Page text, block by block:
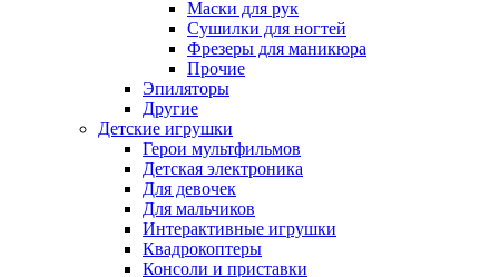
Маски для рук
Сушилки для ногтей
Фрезеры для маникюра
Прочие
Эпиляторы
Другие
Детские игрушки
Герои мультфильмов
Детская электроника
Для девочек
Для мальчиков
Интерактивные игрушки
Квадрокоптеры
Консоли и приставки